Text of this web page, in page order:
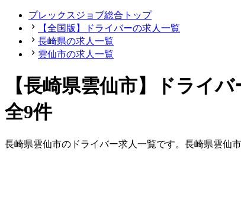
プレックスジョブ総合トップ
【全国版】ドライバーの求人一覧
長崎県の求人一覧
雲仙市の求人一覧
【長崎県雲仙市】ドライ
全9件
長崎県雲仙市の ドライバー求人一覧です。 長崎県雲仙市